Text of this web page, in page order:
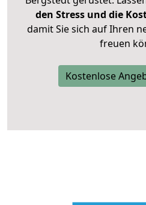
den Stress und die
damit Sie sich auf Ihren
freuen
Kostenlose